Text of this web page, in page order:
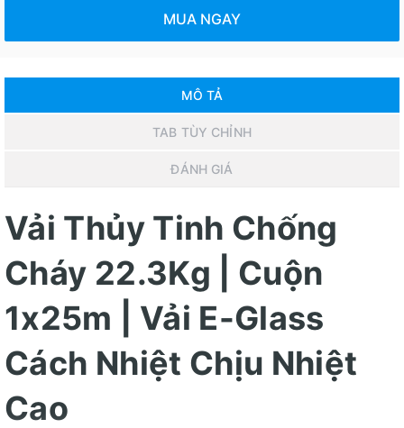
MUA NGAY
MÔ TẢ
TAB TÙY CHỈNH
ĐÁNH GIÁ
Vải Thủy Tinh Chống
Cháy 22.3Kg | Cuộn
1x25m | Vải E-Glass
Cách Nhiệt Chịu Nhiệt
Cao